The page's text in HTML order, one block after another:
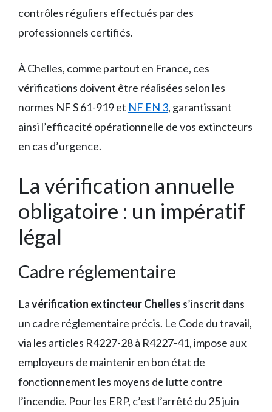
contrôles réguliers effectués par des
professionnels certifiés.
À Chelles, comme partout en France, ces
vérifications doivent être réalisées selon les
normes NF S 61-919 et NF EN 3, garantissant
ainsi l’efficacité opérationnelle de vos extincteurs
en cas d’urgence.
La vérification annuelle
obligatoire : un impératif
légal
Cadre réglementaire
Lavérification extincteur Chelles s’inscrit dans
un cadre réglementaire précis. Le Code du travail,
via les articles R4227-28 à R4227-41, impose aux
employeurs de maintenir en bon état de
fonctionnement les moyens de lutte contre
l’incendie. Pour les ERP, c’est l’arrêté du 25 juin